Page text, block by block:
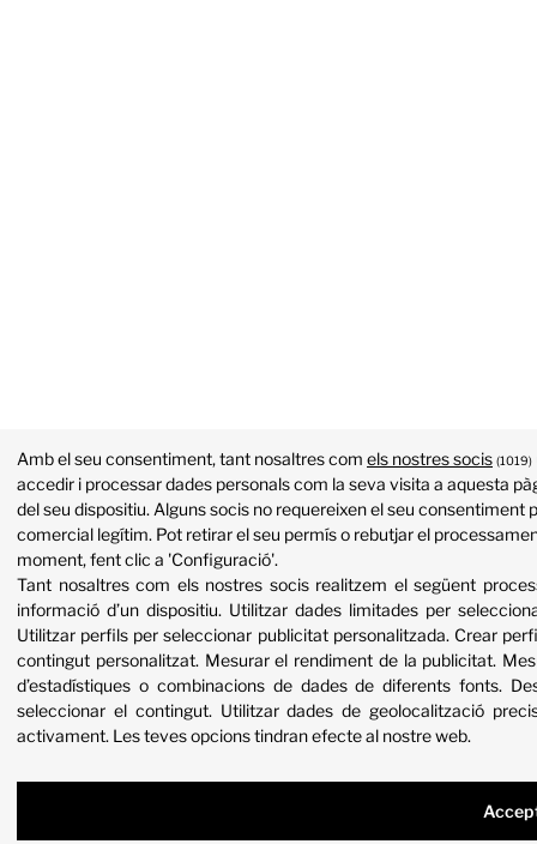
Amb el seu consentiment, tant nosaltres com els nostres socis (1019)
accedir i processar dades personals com la seva visita a aquesta
del seu dispositiu. Alguns socis no requereixen el seu consentiment
comercial legítim. Pot retirar el seu permís o rebutjar el
moment, fent clic a 'Configuració'.
Tant nosaltres com els nostres socis realitzem el següent
informació d’un dispositiu. Utilitzar dades limitades per
Utilitzar perfils per seleccionar publicitat personalitzada. Crear
contingut personalitzat. Mesurar el rendiment de la publicitat.
d’estadístiques o combinacions de dades de diferents fonts.
seleccionar el contingut. Utilitzar dades de geolocalització
activament. Les teves opcions tindran efecte al nostre web.